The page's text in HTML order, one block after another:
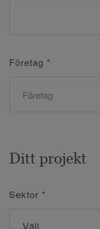
Företag *
Ditt projekt
Sektor *